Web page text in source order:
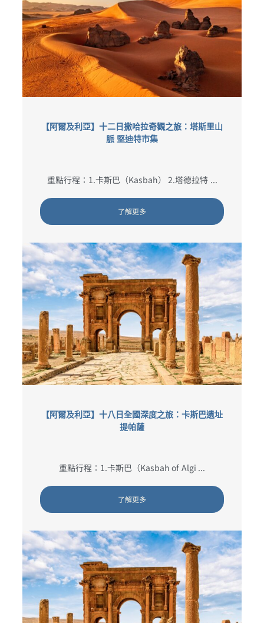
【阿爾及利亞】十二日撒哈拉奇觀之旅：塔斯里山
脈 堅迪特市集
重點行程：1.卡斯巴（Kasbah） 2.塔德拉特 ...
了解更多
【阿爾及利亞】十八日全國深度之旅：卡斯巴遺址
提帕薩
重點行程：1.卡斯巴（Kasbah of Algi ...
了解更多